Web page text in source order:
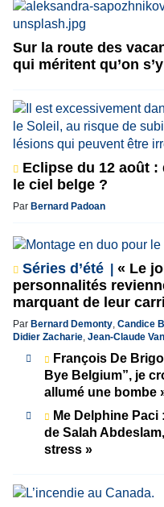
Sur la route des
qui méritent qu’on
Eclipse du 12 août
le ciel belge ?
Par Bernard Padoan
Séries d’été
« Le
personnalités
marquant de leur
Par Bernard Demonty, Candice
Didier Zacharie, Jean-Claude
François De
Bye Belgium”, je
allumé une bombe
Me Delphine Paci
de Salah
stress »